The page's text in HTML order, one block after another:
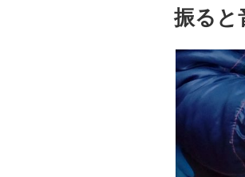
稿
日:
振ると